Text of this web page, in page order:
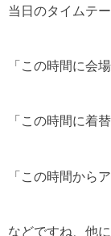
当日のタイムテ
「この時間に会
「この時間に着替
「この時間から
などですね、他